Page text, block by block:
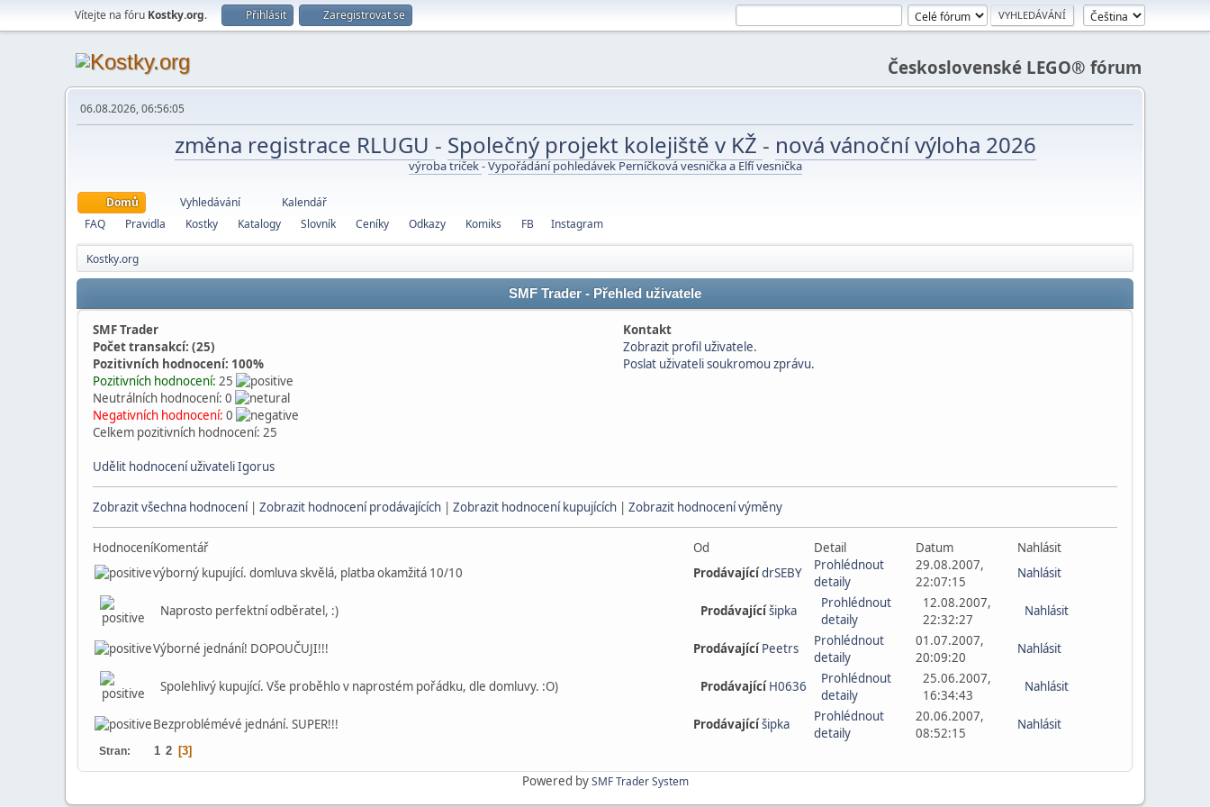
Vítejte na fóru Kostky.org. Přihlásit Zaregistrovat se
Československé LEGO® fórum
06.08.2026, 06:56:05
změna registrace RLUGU - Společný projekt kolejiště v KŽ - nová vánoční výloha 2026
výroba triček-Vypořádání pohledávek Perníčková vesnička a Elfí vesnička
Domů Vyhledávání
Kalendář
FAQ
Pravidla Kostky Katalogy Slovník Ceníky Odkazy Komiks FB Instagram
Kostky.org
SMF Trader - Přehled uživatele
SMF Trader
Kontakt
Počet transakcí: (25)
Zobrazit profil uživatele.
Pozitivních hodnocení: 100%
Poslat uživateli soukromou zprávu.
Pozitivních hodnocení: 25
Neutrálních hodnocení: 0
Negativních hodnocení: 0
Celkem pozitivních hodnocení: 25
Udělit hodnocení uživateli Igorus
Zobrazit všechna hodnocení| Zobrazit hodnocení prodávajících | Zobrazit hodnocení kupujících | Zobrazit hodnocení výměny
HodnoceníKomentář Od Detail Datum
Nahlásit
výborný kupující. domluva skvělá, platba okamžitá 10/10
ProdávajícídrSEBY
Prohlédnout
detaily
29.08.2007,
22:07:15
Nahlásit
Naprosto perfektní odběratel, :) Prodávajícíšipka
Prohlédnout
detaily
12.08.2007,
22:32:27
Nahlásit
Výborné jednání! DOPOUČUJI!!! Prodávající Peetrs
Prohlédnout
detaily
01.07.2007,
20:09:20
Nahlásit
Spolehlivý kupující. Vše proběhlo v naprostém pořádku, dle domluvy. :O) Prodávající H0636
Prohlédnout
detaily
25.06.2007,
16:34:43
Nahlásit
Bezproblémévé jednání. SUPER!!! Prodávajícíšipka
Prohlédnout
detaily
20.06.2007,
08:52:15
Nahlásit
Stran 1 2 3
Powered bySMF Trader System